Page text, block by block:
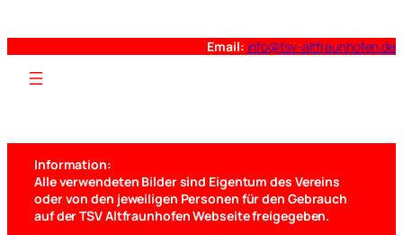
Email: info@tsv-altfraunhofen.de
Information:
Alle verwendeten Bilder sind Eigentum des Vereins
oder von den jeweiligen Personen für den Gebrauch
auf der TSV Altfraunhofen Webseite freigegeben.